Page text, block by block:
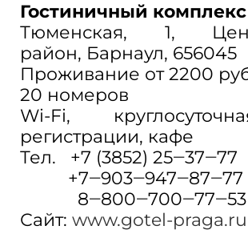
Гостиничный комплекс
​Тюменская, 1​,
район, Барнаул, 656045
Проживание от 2200
​20 номеров
​Wi-Fi​,
регистрации, кафе
Тел. +7 (3852) 25‒37‒77
+7‒903‒947‒87‒77
8‒800‒700‒77‒53
Сайт: www.gotel-praga.ru